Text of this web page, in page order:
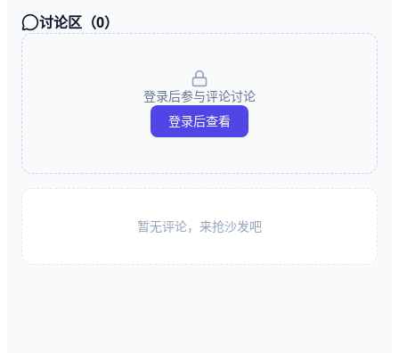
讨论区（0）
登录后参与评论讨论
登录后查看
暂无评论，来抢沙发吧